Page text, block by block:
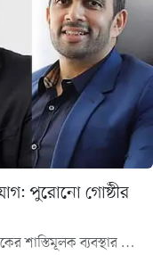
মন্ত্রণালয়?